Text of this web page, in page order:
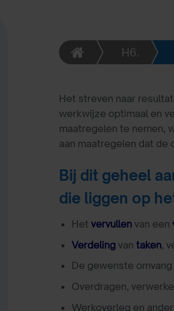
H6.
Het streven naar
werkwijze optimaal en
maatregelen te nemen,
aan maatregelen dat
Bij dit geheel
die liggen op
Het vervullenvan een
Verdelingvan taken,
De gewenste omvang
Overdragen,
Werkoverleg en